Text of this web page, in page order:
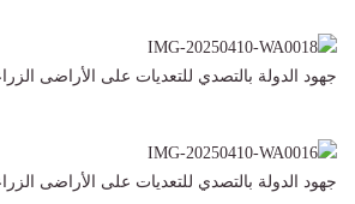
جهود الدولة بالتصدي للتعديات على الأراضى
جهود الدولة بالتصدي للتعديات على الأراضى